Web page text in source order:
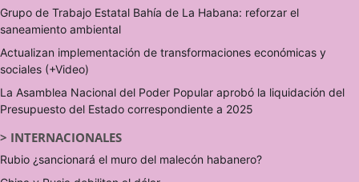
Grupo de Trabajo Estatal Bahía de La Habana: reforzar el
saneamiento ambiental
Actualizan implementación de transformaciones económicas y
sociales (+Video)
La Asamblea Nacional del Poder Popular aprobó la liquidación del
Presupuesto del Estado correspondiente a 2025
> INTERNACIONALES
Rubio ¿sancionará el muro del malecón habanero?